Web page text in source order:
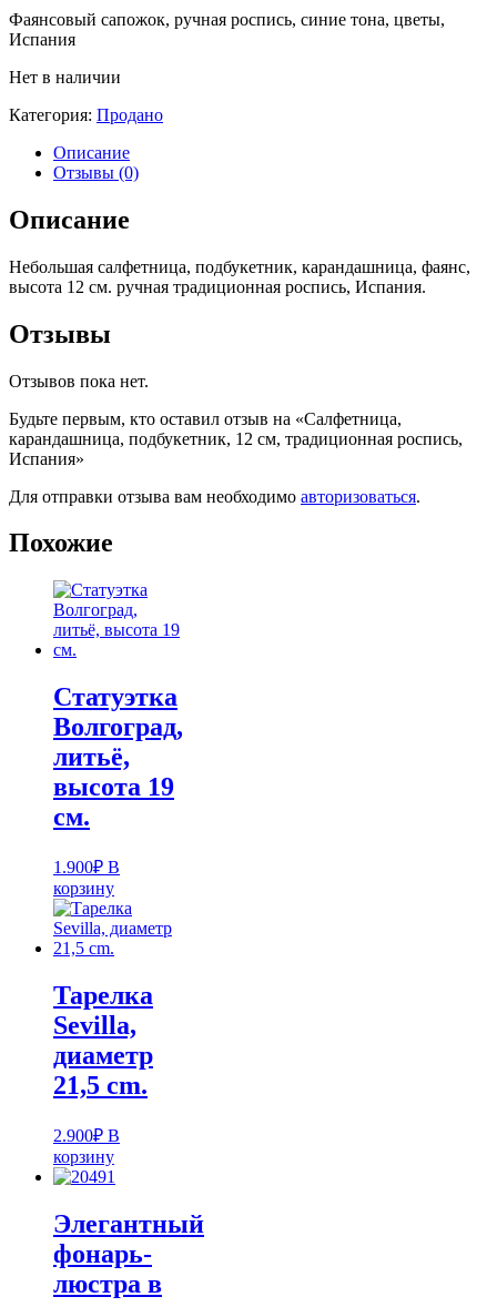
Фаянсовый сапожок, ручная роспись, синие тона, цветы,
Испания
Нет в наличии
Категория: Продано
Описание
Отзывы (0)
Описание
Небольшая салфетница, подбукетник, карандашница, фаянс,
высота 12 см. ручная традиционная роспись, Испания.
Отзывы
Отзывов пока нет.
Будьте первым, кто оставил отзыв на «Салфетница,
карандашница, подбукетник, 12 см, традиционная роспись,
Испания»
Для отправки отзыва вам необходимо авторизоваться.
Похожие
Статуэтка
Волгоград,
литьё,
высота 19
см.
1.900₽ В
корзину
Тарелка
Sevilla,
диаметр
21,5 cm.
2.900₽ В
корзину
Элегантный
фонарь-
люстра в